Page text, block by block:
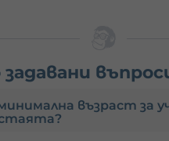
възраст за